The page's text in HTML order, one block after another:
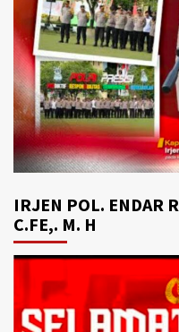
IRJEN POL. ENDAR
C.FE,. M. H